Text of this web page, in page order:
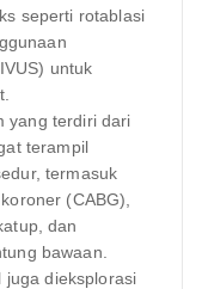
seperti rotablasi
untuk
yang terdiri dari
terampil
termasuk
(CABG),
dan
bawaan.
juga dieksplorasi